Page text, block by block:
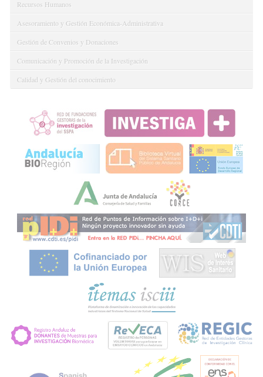
Recursos Humanos
Asesoramiento y Gestión Económica-Administrativa
Gestión de Convenios y Donaciones
Comunicación y Promoción de la Investigación
Calidad y Gestión del conocimiento